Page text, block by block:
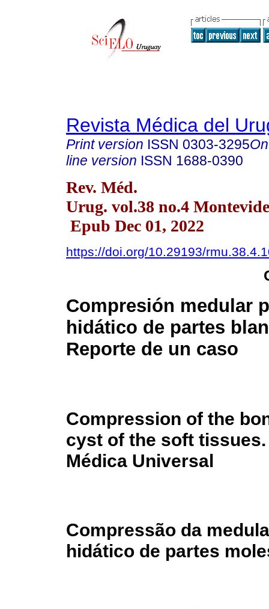
Revista Médica del
Print version ISSN 0303-3295
line version ISSN 1688-0390
Rev. Méd.
Urug. vol.38 no.4
Epub Dec 01, 2022
https://doi.org/10.29193/
Compresión medular
hidático de partes
Reporte de un caso
Compression of the
cyst of the soft
Médica Universal
Compressão da
hidático de partes